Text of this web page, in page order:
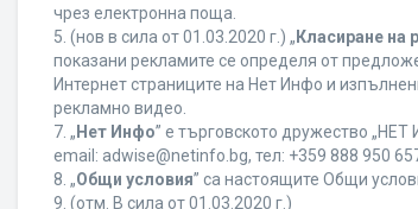
чрез електронна поща.
5. (нов в сила от 01.03.2020 г.) „ Класиране на
показани рекламите се определя от
Интернет страниците на Нет Инфо и
рекламно видео.
7. „ Нет Инфо” е търговското дружество
еmail: adwise@netinfo.bg, тел: +359 888 950
8. „Общи условия” са настоящите Общи
9. (отм. В сила от 01.03.2020 г.)